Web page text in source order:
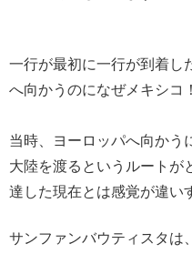
一行が最初に一行が到着し
へ向かうのになぜメキシコ
当時、ヨーロッパへ向かう
大陸を渡るというルートが
達した現在とは感覚が違い
サンファンバウティスタは、